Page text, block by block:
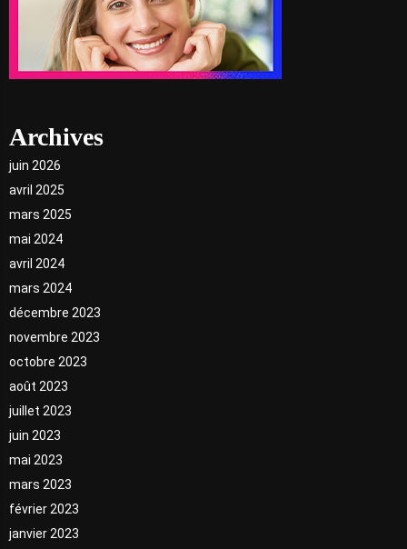
Archives
juin 2026
avril 2025
mars 2025
mai 2024
avril 2024
mars 2024
décembre 2023
novembre 2023
octobre 2023
août 2023
juillet 2023
juin 2023
mai 2023
mars 2023
février 2023
janvier 2023